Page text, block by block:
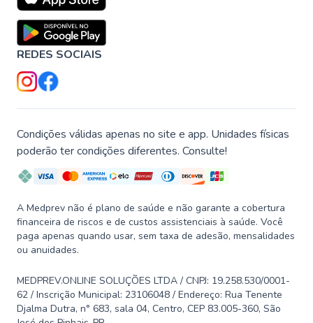
REDES SOCIAIS
Condições válidas apenas no site e app. Unidades físicas
poderão ter condições diferentes. Consulte!
A Medprev não é plano de saúde e não garante a cobertura
financeira de riscos e de custos assistenciais à saúde. Você
paga apenas quando usar, sem taxa de adesão, mensalidades
ou anuidades.
MEDPREV.ONLINE SOLUÇÕES LTDA / CNPJ: 19.258.530/0001-
62 / Inscrição Municipal: 23106048 / Endereço: Rua Tenente
Djalma Dutra, n° 683, sala 04, Centro, CEP 83.005-360, São